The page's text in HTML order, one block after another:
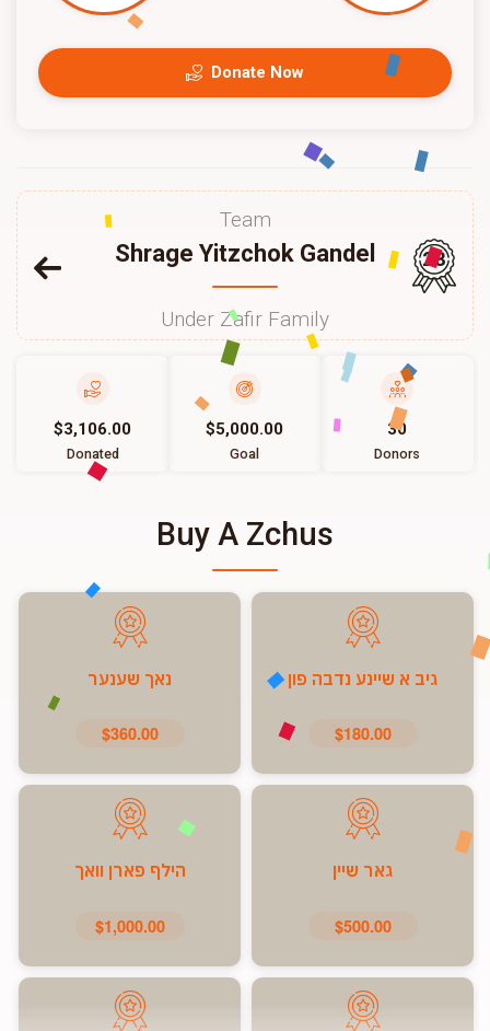
Donate Now
Team
Shrage Yitzchok Gandel
Under Zafir Family
28
$3,106.00
Donated
$5,000.00
Goal
30
Donors
Buy A Zchus
גיב א שיינע נדבה פון
$180.00
נאך שענער
$360.00
גאר שיין
$500.00
הילף פארן וואך
$1,000.00